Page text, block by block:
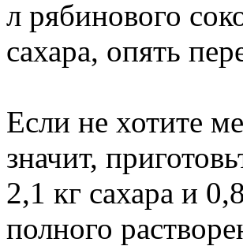
л рябинового
сахара, опять
Если не хотите
значит,
2,1 кг сахара и
полного